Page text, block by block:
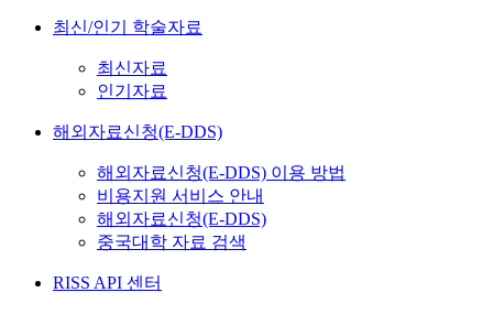
최신/인기 학술자료
최신자료
인기자료
해외자료신청(E-DDS)
해외자료신청(E-DDS) 이용 방법
비용지원 서비스 안내
해외자료신청(E-DDS)
중국대학 자료 검색
RISS API 센터